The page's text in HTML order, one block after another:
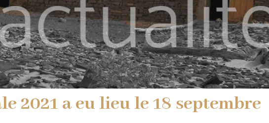
2021 a eu lieu le 18 septembre